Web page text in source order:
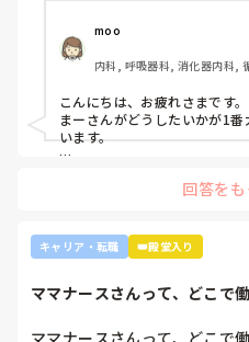
い』『一人を持って看護の
受け持ち1人になりました。
複数受け持ちに戻るよう、1
と業務に臨んできました。
そして最近師長さんに『君は
ンターとかのほうがいいので
りないから育てる余裕が足り
いろんな働き方あるよ』と部
り、看護のつながりが無かっ
すし、今後成長させていきた
いないです。
moo
内科, 呼吸器科, 消化器内科,
こんにちは、お疲れさまです。
まーさんがどうしたいかが1
います。
アややることが多くて忙しく
外来や検診センターは、また
で、病棟での臨床経験を積み
きな病院だとどうしても異動
回答を
キャリア・転職 👑殿堂入り
ママナースさんって、どこで
ママナースさんって、どこで